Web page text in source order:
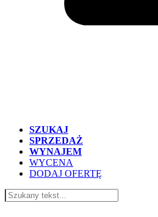
SZUKAJ
SPRZEDAŻ
WYNAJEM
WYCENA
DODAJ OFERTĘ